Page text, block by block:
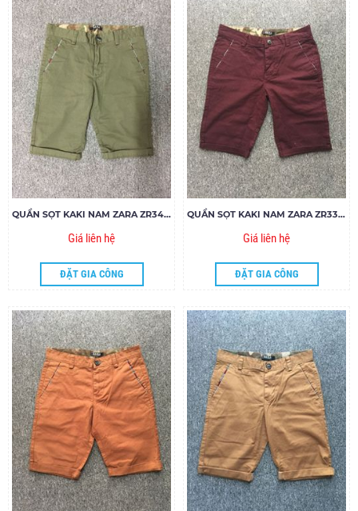
QUẦN SỌT KAKI NAM ZARA ZR34.85
Giá liên hệ
ĐẶT GIA CÔNG
QUẦN SỌT KAKI NAM ZARA ZR33.85
Giá liên hệ
ĐẶT GIA CÔNG